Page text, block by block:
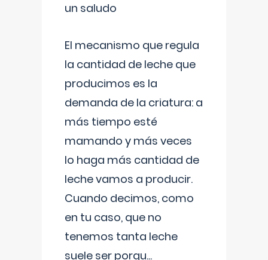
un saludo
El mecanismo que regula
la cantidad de leche que
producimos es la
demanda de la criatura: a
más tiempo esté
mamando y más veces
lo haga más cantidad de
leche vamos a producir.
Cuando decimos, como
en tu caso, que no
tenemos tanta leche
suele ser porqu...